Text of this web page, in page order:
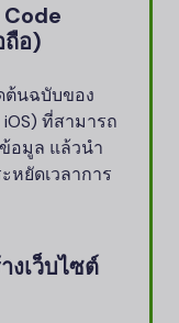
ถือ)
ต้นฉบับของ
ที่สามารถ
อมูล แล้วนำ
หยัดเวลาการ
งเว็บไซต์